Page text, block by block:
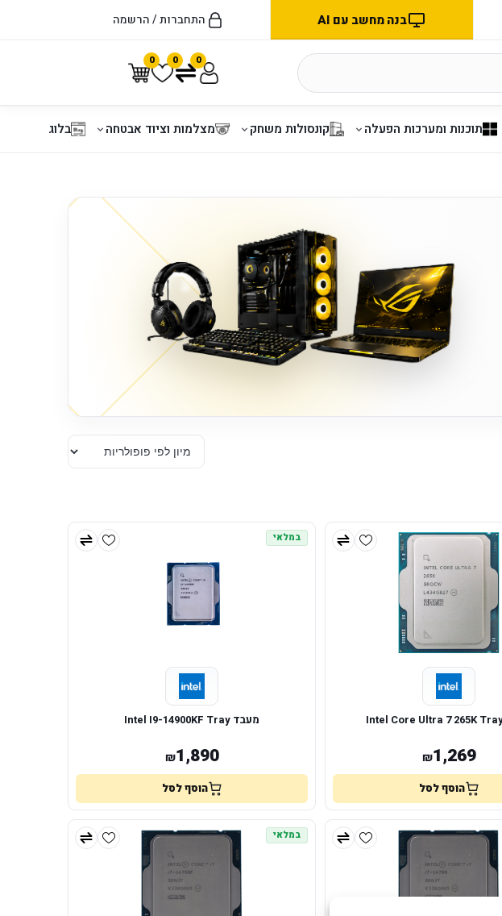
בנה מחשב עם AI התחברות / הרשמה
0 0 0
תוכנות ומערכות הפעלה קונסולות משחק מצלמות וציוד אבטחה בלוג
₪1,269
הוסף לסל
במלאי
מעבד Intel I9-14900KF Tray
₪1,890
הוסף לסל
במלאי